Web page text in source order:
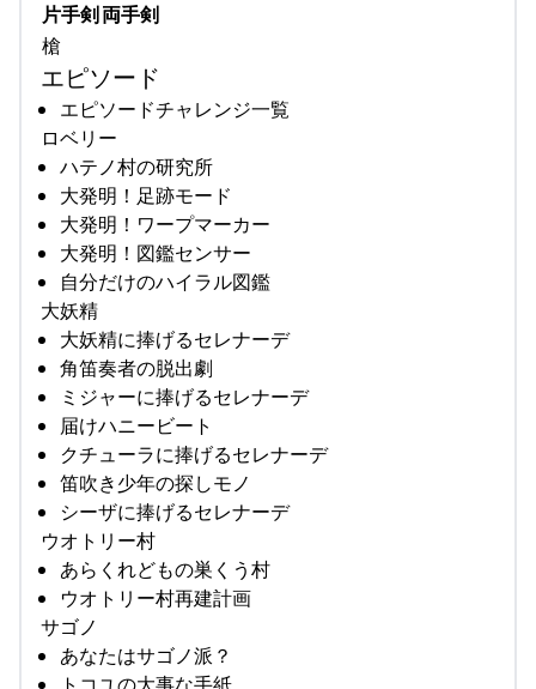
片手剣両手剣
槍
エピソード
エピソードチャレンジ一覧
ロベリー
ハテノ村の研究所
大発明！足跡モード
大発明！ワープマーカー
大発明！図鑑センサー
自分だけのハイラル図鑑
大妖精
大妖精に捧げるセレナーデ
角笛奏者の脱出劇
ミジャーに捧げるセレナーデ
届けハニービート
クチューラに捧げるセレナーデ
笛吹き少年の探しモノ
シーザに捧げるセレナーデ
ウオトリー村
あらくれどもの巣くう村
ウオトリー村再建計画
サゴノ
あなたはサゴノ派？